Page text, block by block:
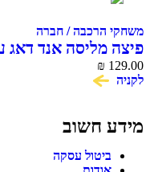
משחקי הרכבה / חברה
פיצה מליסה אנד
₪ 129.00
לקניה
מידע חשוב
ביטול עסקה